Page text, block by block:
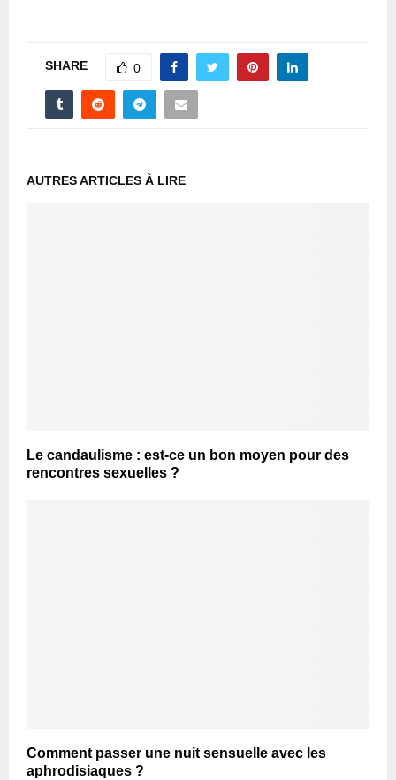
SHARE 0
AUTRES ARTICLES À LIRE
Le candaulisme : est-ce un bon moyen pour des
rencontres sexuelles ?
Comment passer une nuit sensuelle avec les
aphrodisiaques ?